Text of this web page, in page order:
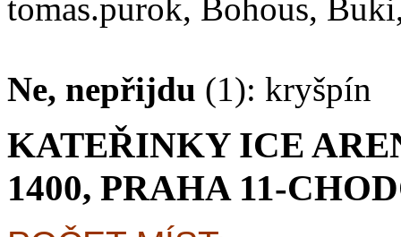
tomas.purok, Bohous,
Ne, nepřijdu (1): kryšpín
KATEŘINKY ICE
1400, PRAHA 11-